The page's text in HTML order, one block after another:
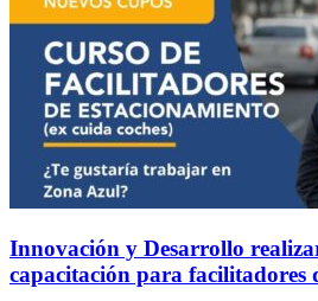
Innovación y Desarrollo
capacitación para facilitadores